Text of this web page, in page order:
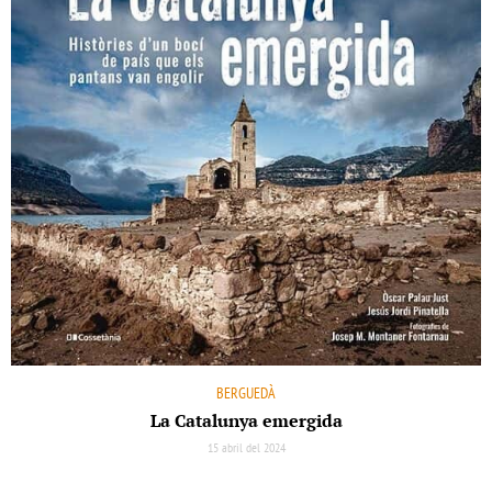
BERGUEDÀ
La Catalunya emergida
15 abril del 2024